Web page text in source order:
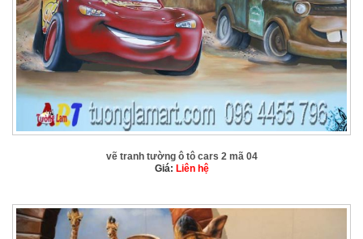
vẽ tranh tường ô tô cars 2 mã 04
Giá: Liên hệ